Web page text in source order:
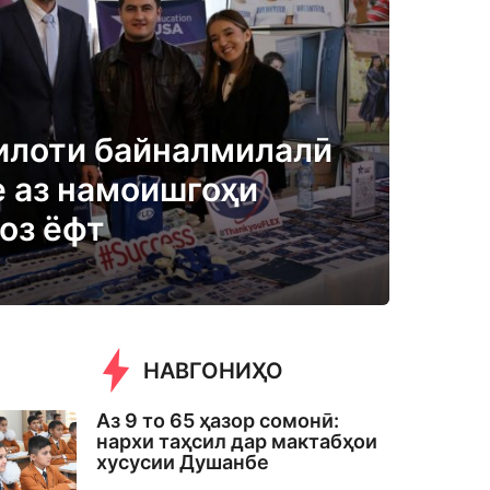
байналмилалӣ
намоишгоҳи
ёфт
НАВГОНИҲО
Аз 9 то 65 ҳазор сомонӣ:
нархи таҳсил дар мактабҳои
хусусии Душанбе